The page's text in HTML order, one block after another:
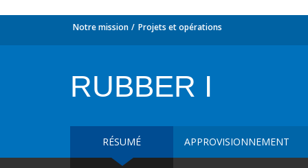
Notre mission Projets et opérations
RUBBER I
RÉSUMÉ APPROVISIONNEMENT